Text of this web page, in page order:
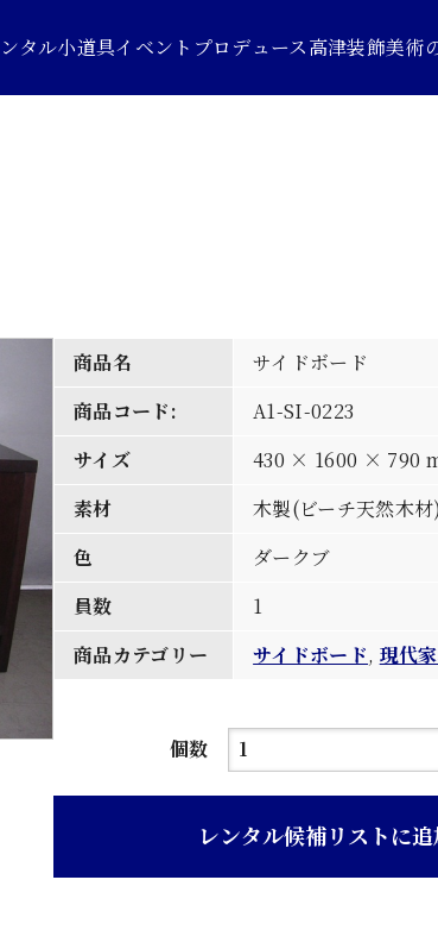
タル小道具イベントプロデュース高津装飾美術
商品名
サイドボード
商品コード:
A1-SI-0223
サイズ
430 × 1600 × 790
素材
木製(ビーチ天然木材)
色
ダークブ
員数
1
商品カテゴリー
サイドボード, 現代
個数
サ
レンタル候補リストに追